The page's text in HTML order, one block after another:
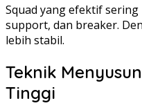
Squad yang efektif
support, dan breaker.
lebih stabil.
Teknik
Tinggi